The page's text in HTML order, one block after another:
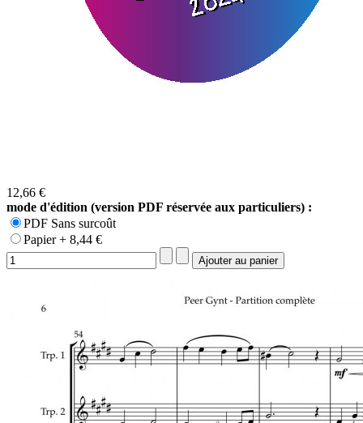
12,66 €
mode d'édition (version PDF réservée aux particuliers) :
PDF Sans surcoût
Papier + 8,44 €